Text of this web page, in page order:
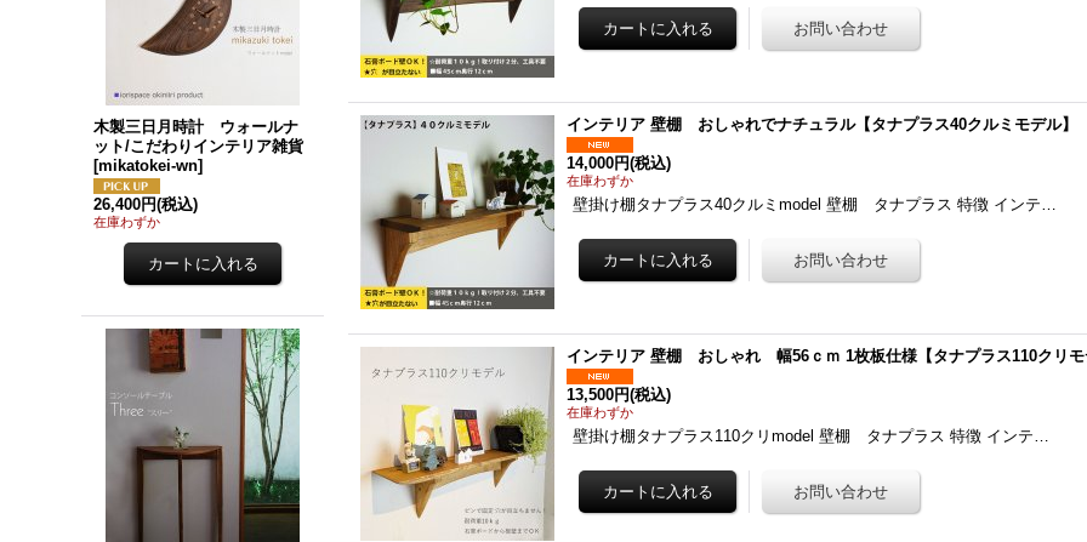
木製三日月時計 ウォールナ
ット/こだわりインテリア雑貨
[mikatokei-wn]
26,400円(税込)
在庫わずか
インテリア 壁棚 おしゃれでナチュラル【タナプラス40クルミモデル】
14,000円(税込)
在庫わずか
壁掛け棚タナプラス40クルミmodel 壁棚 タナプラス 特徴 インテ…
インテリア 壁棚 おしゃれ 幅56ｃｍ 1枚板仕様【タナプラス110クリモ
13,500円(税込)
在庫わずか
壁掛け棚タナプラス110クリmodel 壁棚 タナプラス 特徴 インテ…